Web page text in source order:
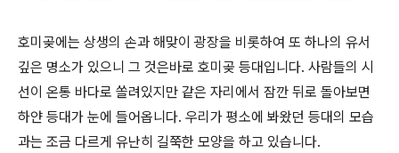
호미곶에는 상생의 손과 해맞이 광장을 비롯하여 또 하나의 유서
깊은 명소가 있으니 그 것은바로 호미곶 등대입니다. 사람들의 시
선이 온통 바다로 쏠려있지만 같은 자리에서 잠깐 뒤로 돌아보면
하얀 등대가 눈에 들어옵니다. 우리가 평소에 봐왔던 등대의 모습
과는 조금 다르게 유난히 길쭉한 모양을 하고 있습니다.